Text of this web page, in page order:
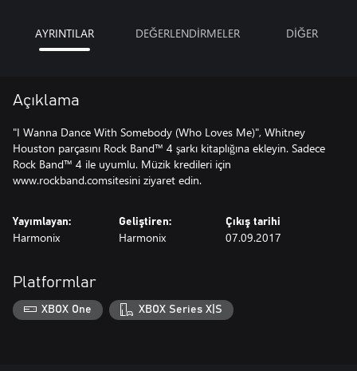
AYRINTILAR DEĞERLENDİRMELER DİĞER
Açıklama
"I Wanna Dance With Somebody (Who Loves Me)", Whitney
Houston parçasını Rock Band™ 4 şarkı kitaplığına ekleyin. Sadece
Rock Band™ 4 ile uyumlu. Müzik kredileri için
www.rockband.comsitesini ziyaret edin.
Yayımlayan:
Harmonix
Geliştiren:
Harmonix
Çıkış tarihi
07.09.2017
Platformlar
XBOX One XBOX Series X|S